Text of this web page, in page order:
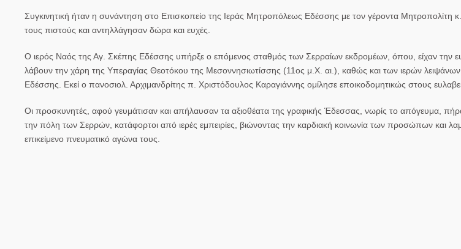
Συγκινητική ήταν η συνάντηση στο Επισκοπείο της Ιεράς Μητροπόλεως Εδέσσης με τον γέροντα Μητροπολίτη
τους πιστούς και αντηλλάγησαν δώρα και ευχές.
Ο ιερός Ναός της Αγ. Σκέπης Εδέσσης υπήρξε ο επόμενος σταθμός των Σερραίων εκδρομέων, όπου, είχαν την
λάβουν την χάρη της Υπεραγίας Θεοτόκου της Μεσοννησιωτίσσης (11ος μ.Χ. αι.), καθώς και των ιερών
Εδέσσης. Εκεί ο πανοσιολ. Αρχιμανδρίτης π. Χριστόδουλος Καραγιάννης ομίλησε εποικοδομητικώς στους
Οι προσκυνητές, αφού γευμάτισαν και απήλαυσαν τα αξιοθέατα της γραφικής Έδεσσας, νωρίς το απόγευμα,
την πόλη των Σερρών, κατάφορτοι από ιερές εμπειρίες, βιώνοντας την καρδιακή κοινωνία των προσώπων και
επικείμενο πνευματικό αγώνα τους.